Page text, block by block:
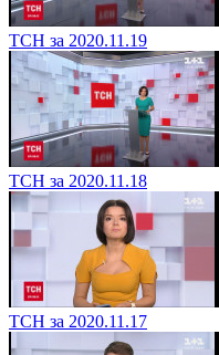
ТСН за 2020.11.19
ТСН за 2020.11.18
ТСН за 2020.11.17